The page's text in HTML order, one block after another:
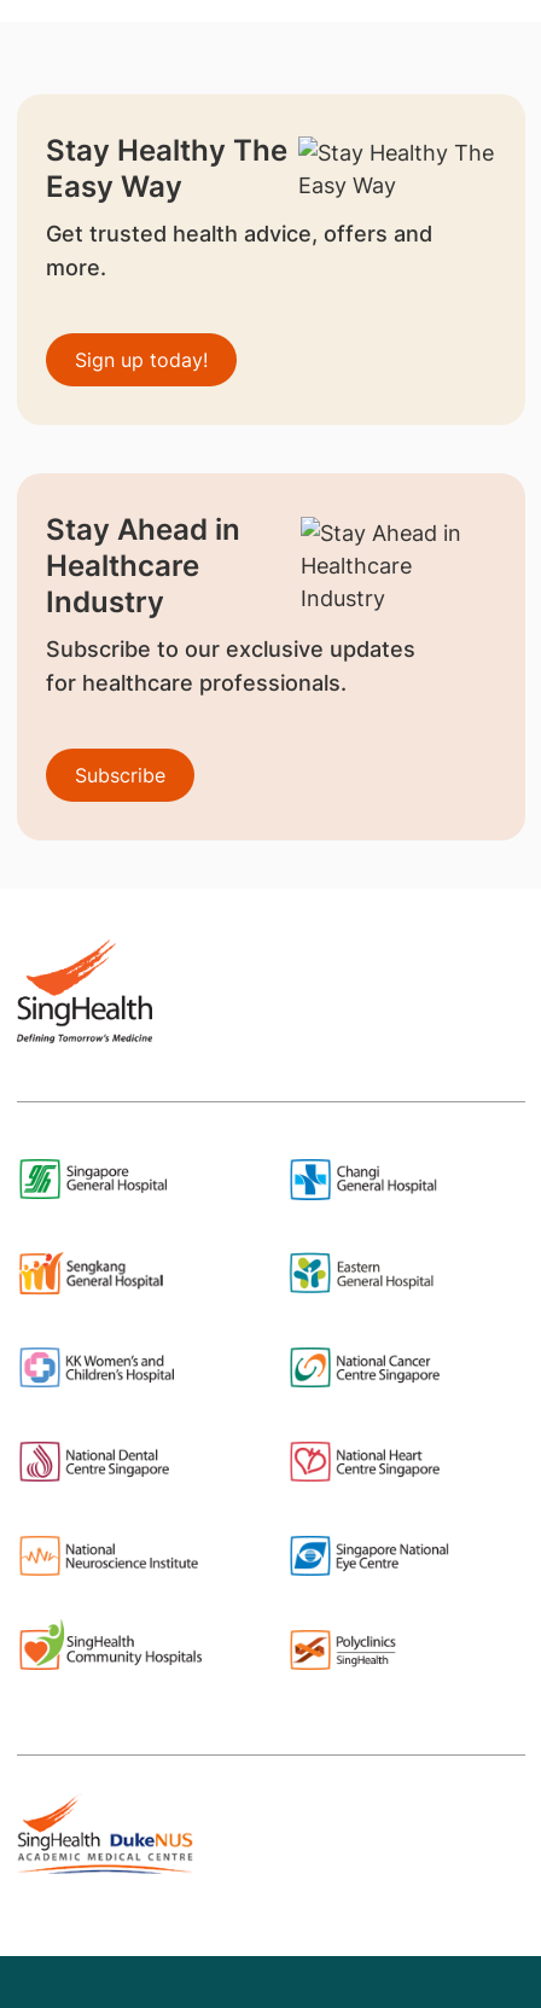
Stay Healthy The
Easy Way
Get trusted health advice, offers and
more.
Sign up today!
Stay Ahead in
Healthcare
Industry
Subscribe to our exclusive updates
for healthcare professionals.
Subscribe